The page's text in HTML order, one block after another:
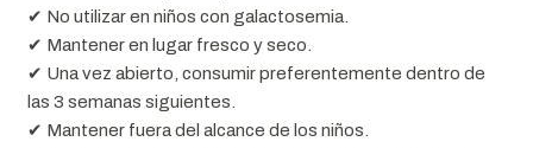
✔ No utilizar en niños con galactosemia.
✔ Mantener en lugar fresco y seco.
✔ Una vez abierto, consumir preferentemente dentro de
las 3 semanas siguientes.
✔ Mantener fuera del alcance de los niños.